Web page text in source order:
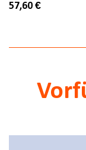
57,60 €